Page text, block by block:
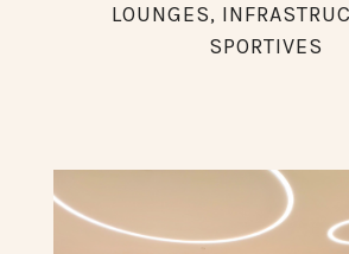
LOUNGES,
SPORTIVES